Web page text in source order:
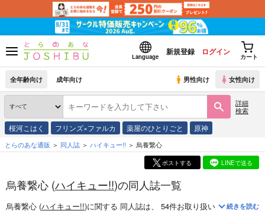
Language
新規登録 ログイン
カート
全年齢向け 成年向け 男性向け 女性向け
詳細
検索
桜河こはく フリンズ×ファルカ 薬屋のひとりごと 原神
とらのあな通販 同人誌 ハイキュー!! 烏養繋心
ポストする LINEで送る
烏養繋心 (ハイキュー!!)の同人誌一覧
烏養繋心 (ハイキュー!!)に関する 同人誌は、 54件お取り扱いがございま
続きを読む